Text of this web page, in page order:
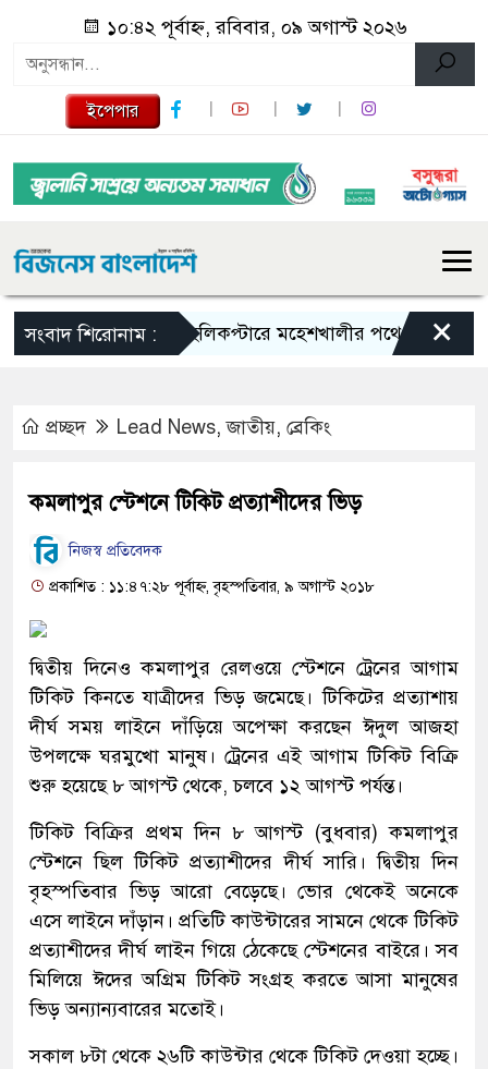
১০:৪২ পূর্বাহ্ন, রবিবার, ০৯ অগাস্ট ২০২৬
ইপেপার
সংবাদ শিরোনাম :হেলিকপ্টারে মহেশখালীর পথে প্রধানমন্ত্রী ×
প্রচ্ছদ Lead News,জাতীয়, ব্রেকিং
কমলাপুর স্টেশনে টিকিট প্রত্যাশীদের ভিড়
নিজস্ব প্রতিবেদক
প্রকাশিত : ১১:৪৭:২৮ পূর্বাহ্ন, বৃহস্পতিবার, ৯ অগাস্ট ২০১৮
দ্বিতীয় দিনেও কমলাপুর রেলওয়ে স্টেশনে ট্রেনের আগাম
টিকিট কিনতে যাত্রীদের ভিড় জমেছে। টিকিটের প্রত্যাশায়
দীর্ঘ সময় লাইনে দাঁড়িয়ে অপেক্ষা করছেন ঈদুল আজহা
উপলক্ষে ঘরমুখো মানুষ। ট্রেনের এই আগাম টিকিট বিক্রি
শুরু হয়েছে ৮ আগস্ট থেকে, চলবে ১২ আগস্ট পর্যন্ত।
টিকিট বিক্রির প্রথম দিন ৮ আগস্ট (বুধবার) কমলাপুর
স্টেশনে ছিল টিকিট প্রত্যাশীদের দীর্ঘ সারি। দ্বিতীয় দিন
বৃহস্পতিবার ভিড় আরো বেড়েছে। ভোর থেকেই অনেকে
এসে লাইনে দাঁড়ান। প্রতিটি কাউন্টারের সামনে থেকে টিকিট
প্রত্যাশীদের দীর্ঘ লাইন গিয়ে ঠেকেছে স্টেশনের বাইরে। সব
মিলিয়ে ঈদের অগ্রিম টিকিট সংগ্রহ করতে আসা মানুষের
ভিড় অন্যান্যবারের মতোই।
সকাল ৮টা থেকে ২৬টি কাউন্টার থেকে টিকিট দেওয়া হচ্ছে।